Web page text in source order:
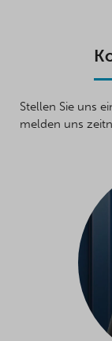
Stellen Sie uns
melden uns